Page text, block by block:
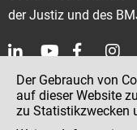
der Justiz und des
Kontakt
Impressum
Der Gebrauch von
auf dieser Website
zu Statistikzwecken